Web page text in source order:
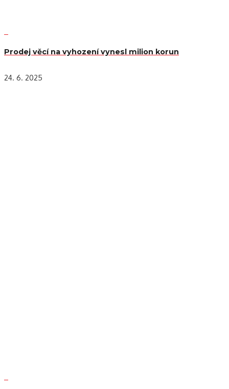
Prodej věcí na vyhození vynesl milion korun
24. 6. 2025